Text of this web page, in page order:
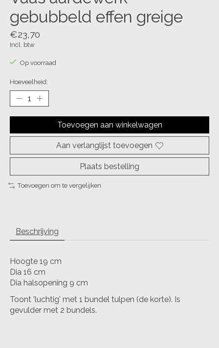
gebubbeld effen greige
€23,70
Incl. btw
Op voorraad
Hoeveelheid:
Toevoegen aan winkelwagen
Aan verlanglijst toevoegen
Plaats bestelling
Toevoegen om te vergelijken
Beschrijving
Hoogte 19 cm
Dia 16 cm
Dia halsopening 9 cm
Toont 'luchtig' met 1 bundel tulpen (de korte). Is
gevulder met 2 bundels.